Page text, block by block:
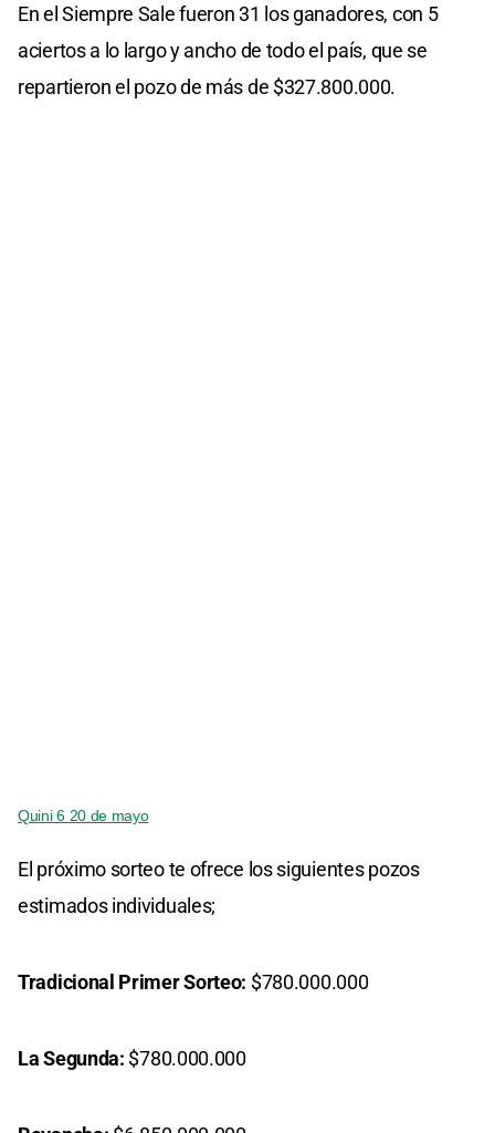
En el Siempre Sale fueron 31 los ganadores, con 5
aciertos a lo largo y ancho de todo el país, que se
repartieron el pozo de más de $327.800.000.
Quini 6 20 de mayo
El próximo sorteo te ofrece los siguientes pozos
estimados individuales;
Tradicional Primer Sorteo: $780.000.000
La Segunda: $780.000.000